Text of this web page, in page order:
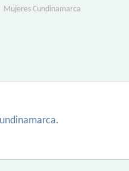
Mujeres Cundinamarca